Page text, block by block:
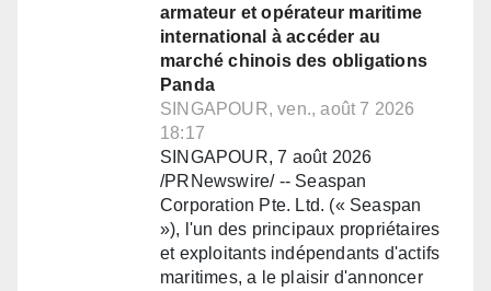
armateur et opérateur maritime
international à accéder au
marché chinois des obligations
Panda
SINGAPOUR, ven., août 7 2026
18:17
SINGAPOUR, 7 août 2026
/PRNewswire/ -- Seaspan
Corporation Pte. Ltd. (« Seaspan
»), l'un des principaux propriétaires
et exploitants indépendants d'actifs
maritimes, a le plaisir d'annoncer